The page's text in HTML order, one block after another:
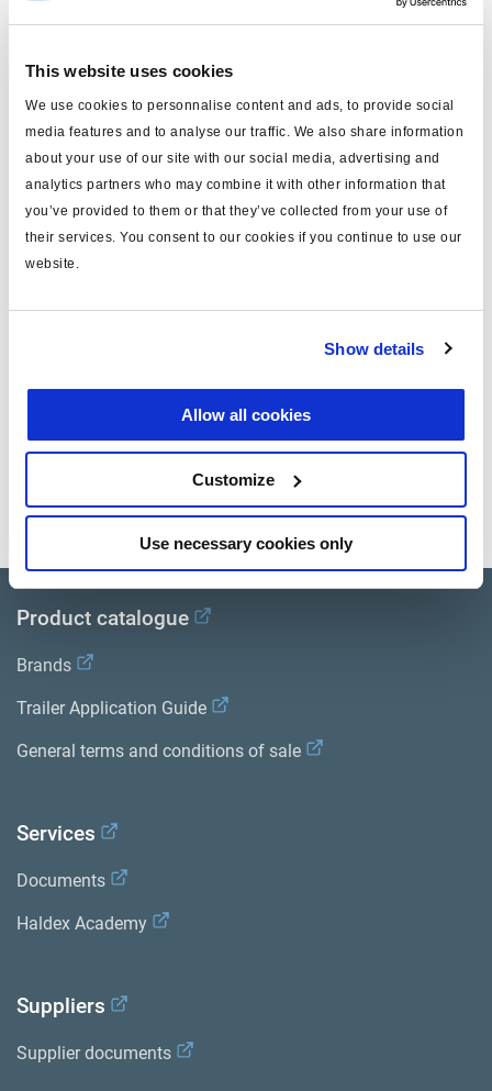
This website uses cookies
We use cookies to personnalise content and ads, to provide social
media features and to analyse our traffic. We also share information
about your use of our site with our social media, advertising and
analytics partners who may combine it with other information that
you’ve provided to them or that they’ve collected from your use of
their services. You consent to our cookies if you continue to use our
website.
Show details
Allow all cookies
Customize
Use necessary cookies only
tipo horquilla
para piston service chamber
para versión 340076001/002
Attr. B
Attr. D forjado
Vea todas las publicaciones relacionadas en nuestra
Biblioteca bibliográfica de productos.
Product catalogue
Brands
Trailer Application Guide
General terms and conditions of sale
Services
Documents
Haldex Academy
Suppliers
Supplier documents